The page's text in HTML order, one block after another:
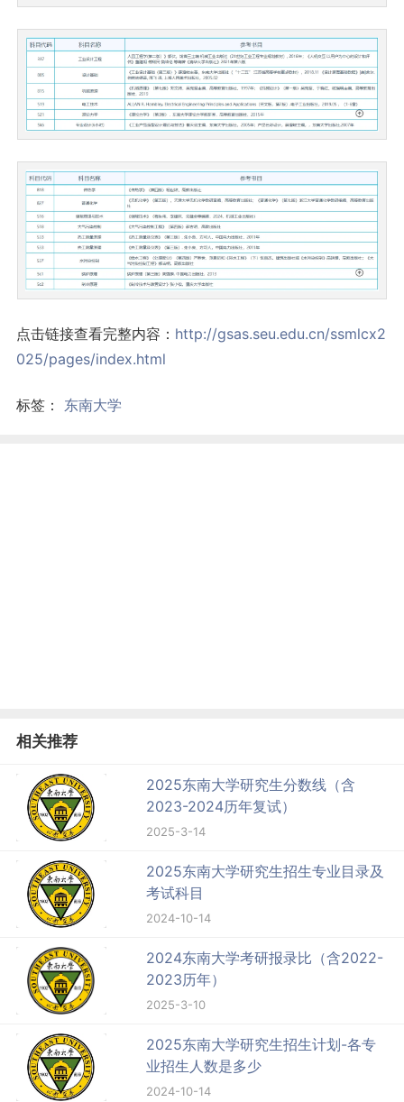
点击链接查看完整内容： http://gsas.seu.edu.cn/ssmlcx2
025/pages/index.html
标签： 东南大学
相关推荐
2025东南大学研究生分数线（含
2023-2024历年复试）
2025-3-14
2025东南大学研究生招生专业目录及
考试科目
2024-10-14
2024东南大学考研报录比（含2022-
2023历年）
2025-3-10
2025东南大学研究生招生计划-各专
业招生人数是多少
2024-10-14